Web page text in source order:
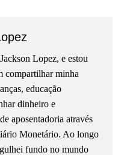
Lopez, e estou
compartilhar minha
educação
dinheiro e
aposentadoria através
Monetário. Ao longo
fundo no mundo